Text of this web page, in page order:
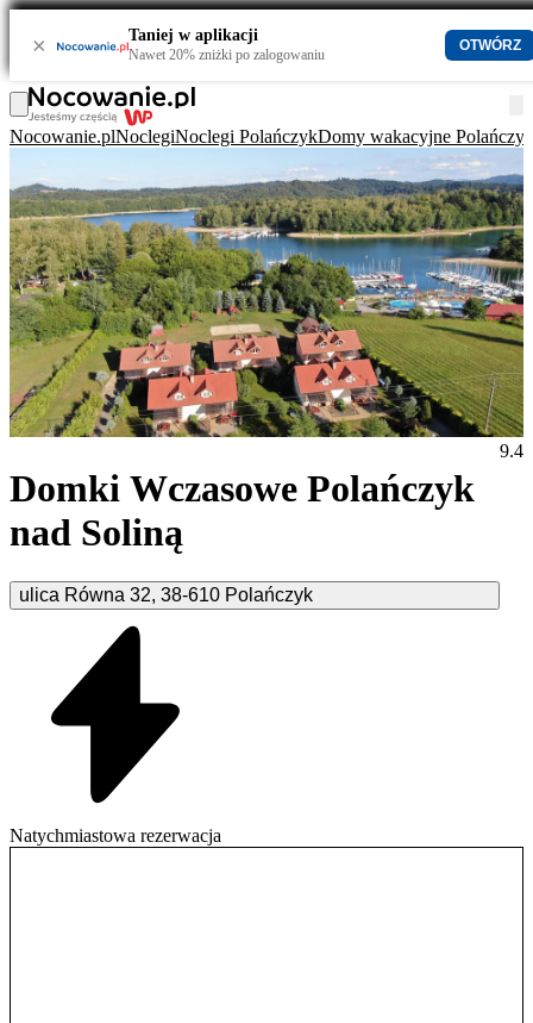
× Taniej w aplikacji
Nawet 20% zniżki po zalogowaniu
OTWÓRZ
Nocowanie.plNoclegiNoclegi PolańczykDomy wakacyjne Polańczyk
Domki Wczasowe Polańczyk
nad Soliną
ulica Równa 32, 38-610 Polańczyk
9.4
Natychmiastowa rezerwacja